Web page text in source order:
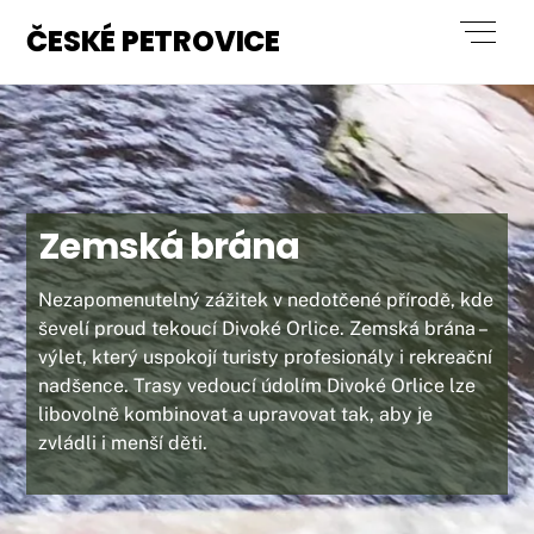
ČESKÉ PETROVICE
Zemská brána
Nezapomenutelný zážitek v nedotčené přírodě, kde
ševelí proud tekoucí Divoké Orlice. Zemská brána –
výlet, který uspokojí turisty profesionály i rekreační
nadšence. Trasy vedoucí údolím Divoké Orlice lze
libovolně kombinovat a upravovat tak, aby je
zvládli i menší děti.